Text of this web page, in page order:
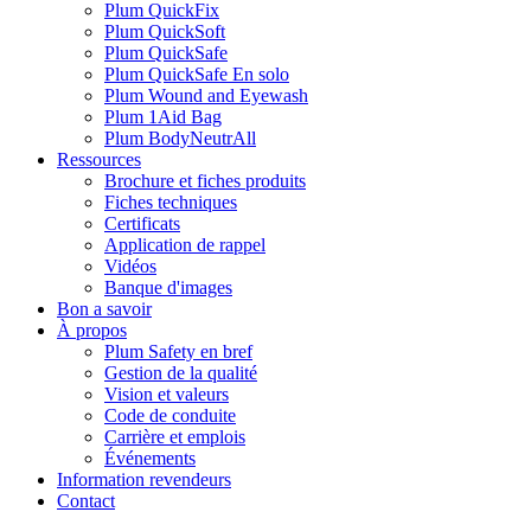
Plum QuickFix
Plum QuickSoft
Plum QuickSafe
Plum QuickSafe En solo
Plum Wound and Eyewash
Plum 1Aid Bag
Plum BodyNeutrAll
Ressources
Brochure et fiches produits
Fiches techniques
Certificats
Application de rappel
Vidéos
Banque d'images
Bon a savoir
À propos
Plum Safety en bref
Gestion de la qualité
Vision et valeurs
Code de conduite
Carrière et emplois
Événements
Information revendeurs
Contact